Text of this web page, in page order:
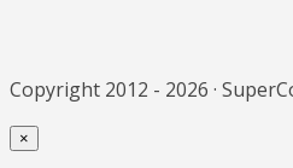
Copyright 2012 - 2026 ·
×